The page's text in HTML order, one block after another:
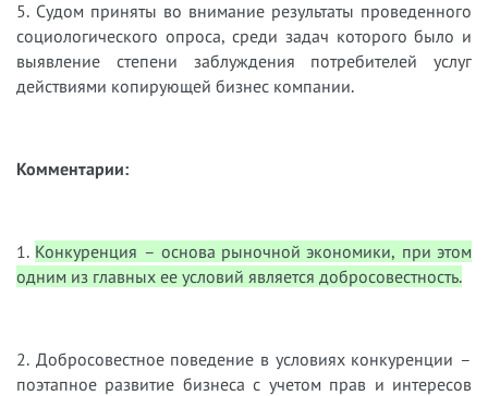
5. Судом приняты во внимание результаты проведенного
социологического опроса, среди задач которого было и
выявление степени заблуждения потребителей услуг
действиями копирующей бизнес компании.
Комментарии:
1. Конкуренция – основа рыночной экономики, при этом
одним из главных ее условий является добросовестность.
2. Добросовестное поведение в условиях конкуренции –
поэтапное развитие бизнеса с учетом прав и интересов